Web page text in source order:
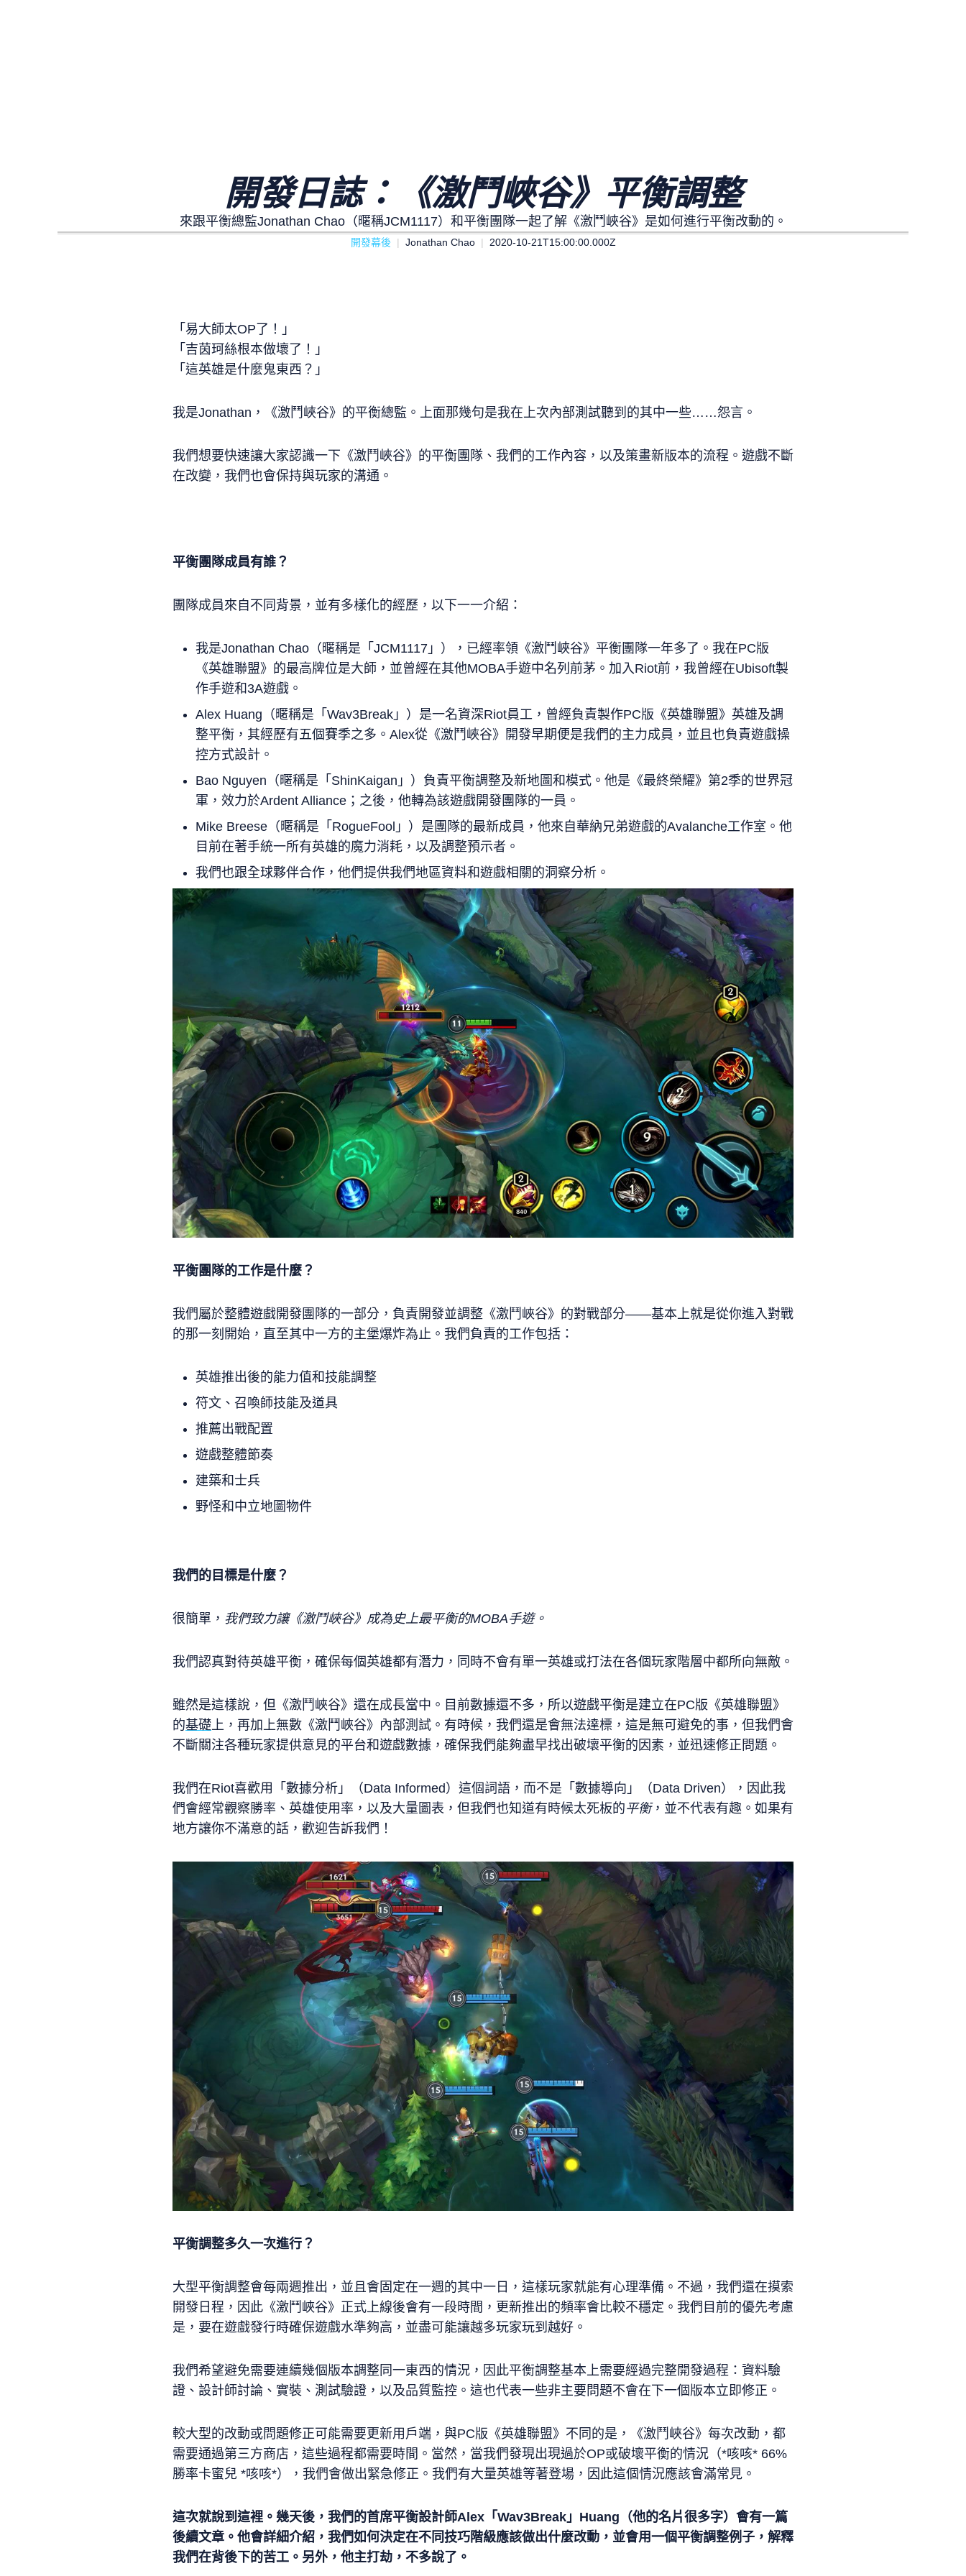
開發日誌：《激鬥峽谷》平衡調整
來跟平衡總監Jonathan Chao（暱稱JCM1117）和平衡團隊一起了解《激鬥峽谷》是如何進行平衡改動的。
開發幕後 Jonathan Chao 2020-10-21T15:00:00.000Z
「易大師太OP了！」
「吉茵珂絲根本做壞了！」
「這英雄是什麼鬼東西？」
我是Jonathan，《激鬥峽谷》的平衡總監。上面那幾句是我在上次內部測試聽到的其中一些……怨言。
我們想要快速讓大家認識一下《激鬥峽谷》的平衡團隊、我們的工作內容，以及策畫新版本的流程。遊戲不斷
在改變，我們也會保持與玩家的溝通。
平衡團隊成員有誰？
團隊成員來自不同背景，並有多樣化的經歷，以下一一介紹：
我是Jonathan Chao（暱稱是「JCM1117」），已經率領《激鬥峽谷》平衡團隊一年多了。我在PC版
《英雄聯盟》的最高牌位是大師，並曾經在其他MOBA手遊中名列前茅。加入Riot前，我曾經在Ubisoft製
作手遊和3A遊戲。
Alex Huang（暱稱是「Wav3Break」）是一名資深Riot員工，曾經負責製作PC版《英雄聯盟》英雄及調
整平衡，其經歷有五個賽季之多。Alex從《激鬥峽谷》開發早期便是我們的主力成員，並且也負責遊戲操
控方式設計。
Bao Nguyen（暱稱是「ShinKaigan」）負責平衡調整及新地圖和模式。他是《最終榮耀》第2季的世界冠
軍，效力於Ardent Alliance；之後，他轉為該遊戲開發團隊的一員。
Mike Breese（暱稱是「RogueFool」）是團隊的最新成員，他來自華納兄弟遊戲的Avalanche工作室。他
目前在著手統一所有英雄的魔力消耗，以及調整預示者。
我們也跟全球夥伴合作，他們提供我們地區資料和遊戲相關的洞察分析。
平衡團隊的工作是什麼？
我們屬於整體遊戲開發團隊的一部分，負責開發並調整《激鬥峽谷》的對戰部分——基本上就是從你進入對戰
的那一刻開始，直至其中一方的主堡爆炸為止。我們負責的工作包括：
英雄推出後的能力值和技能調整
符文、召喚師技能及道具
推薦出戰配置
遊戲整體節奏
建築和士兵
野怪和中立地圖物件
我們的目標是什麼？
很簡單， 我們致力讓《激鬥峽谷》成為史上最平衡的MOBA手遊。
我們認真對待英雄平衡，確保每個英雄都有潛力，同時不會有單一英雄或打法在各個玩家階層中都所向無敵。
雖然是這樣說，但《激鬥峽谷》還在成長當中。目前數據還不多，所以遊戲平衡是建立在PC版《英雄聯盟》
的基礎上，再加上無數《激鬥峽谷》內部測試。有時候，我們還是會無法達標，這是無可避免的事，但我們會
不斷關注各種玩家提供意見的平台和遊戲數據，確保我們能夠盡早找出破壞平衡的因素，並迅速修正問題。
我們在Riot喜歡用「數據分析」（Data Informed）這個詞語，而不是「數據導向」（Data Driven），因此我
們會經常觀察勝率、英雄使用率，以及大量圖表，但我們也知道有時候太死板的平衡，並不代表有趣。如果有
地方讓你不滿意的話，歡迎告訴我們！
平衡調整多久一次進行？
大型平衡調整會每兩週推出，並且會固定在一週的其中一日，這樣玩家就能有心理準備。不過，我們還在摸索
開發日程，因此《激鬥峽谷》正式上線後會有一段時間，更新推出的頻率會比較不穩定。我們目前的優先考慮
是，要在遊戲發行時確保遊戲水準夠高，並盡可能讓越多玩家玩到越好。
我們希望避免需要連續幾個版本調整同一東西的情況，因此平衡調整基本上需要經過完整開發過程：資料驗
證、設計師討論、實裝、測試驗證，以及品質監控。這也代表一些非主要問題不會在下一個版本立即修正。
較大型的改動或問題修正可能需要更新用戶端，與PC版《英雄聯盟》不同的是，《激鬥峽谷》每次改動，都
需要通過第三方商店，這些過程都需要時間。當然，當我們發現出現過於OP或破壞平衡的情況（*咳咳* 66%
勝率卡蜜兒 *咳咳*），我們會做出緊急修正。我們有大量英雄等著登場，因此這個情況應該會滿常見。
這次就說到這裡。幾天後，我們的首席平衡設計師Alex 「 Wav3Break 」 Huang （他的名片很多字）會有一篇
後續文章。他會詳細介紹，我們如何決定在不同技巧階級應該做出什麼改動，並會用一個平衡調整例子，解釋
我們在背後下的苦工。另外，他主打劫，不多說了。